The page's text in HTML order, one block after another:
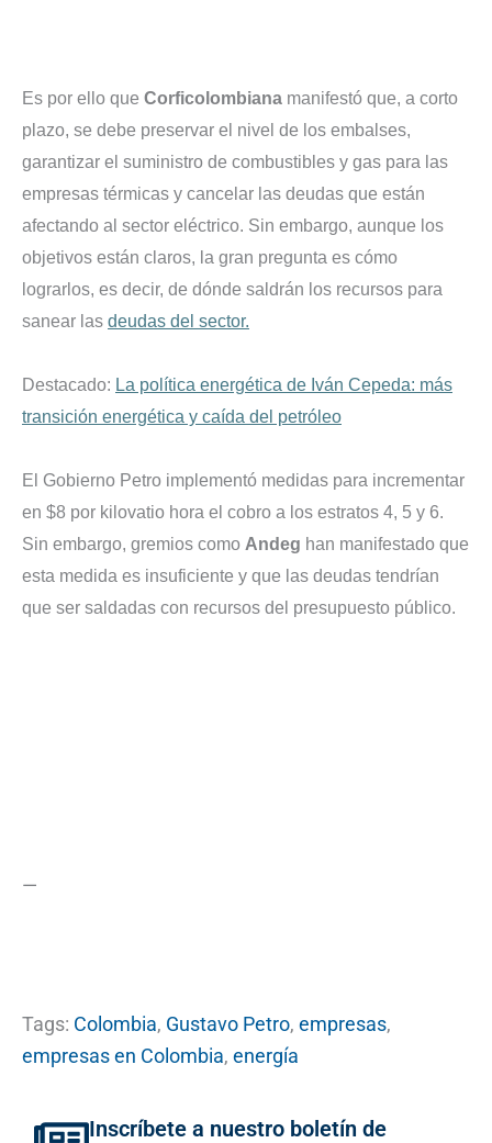
Es por ello que Corficolombiana manifestó que, a corto
plazo, se debe preservar el nivel de los embalses,
garantizar el suministro de combustibles y gas para las
empresas térmicas y cancelar las deudas que están
afectando al sector eléctrico. Sin embargo, aunque los
objetivos están claros, la gran pregunta es cómo
lograrlos, es decir, de dónde saldrán los recursos para
sanear las deudas del sector.
Destacado: La política energética de Iván Cepeda: más
transición energética y caída del petróleo
El Gobierno Petro implementó medidas para incrementar
en $8 por kilovatio hora el cobro a los estratos 4, 5 y 6.
Sin embargo, gremios como Andeg han manifestado que
esta medida es insuficiente y que las deudas tendrían
que ser saldadas con recursos del presupuesto público.
—
Tags: Colombia, Gustavo Petro, empresas,
empresas en Colombia, energía
Inscríbete a nuestro boletín de